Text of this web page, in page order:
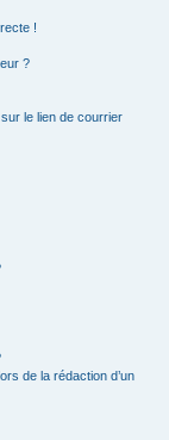
!
?
le lien de courrier
de la rédaction d’un